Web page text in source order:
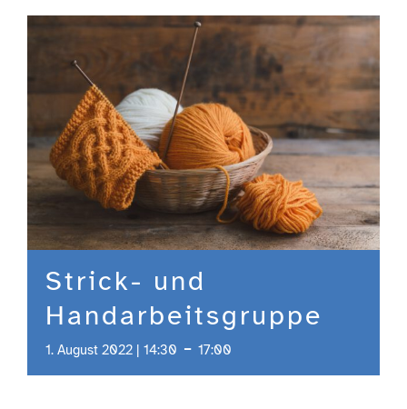
Aktuelles
Jobs
Information
KontaktStrick- und
Handarbeitsgruppe
1. August 2022 | 14:30 - 17:00